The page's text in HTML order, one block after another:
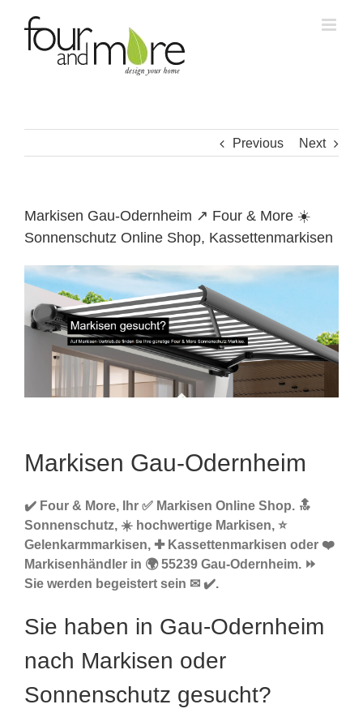
content
Previous Next
Markisen Gau-Odernheim ↗️ Four & More ☀️
Sonnenschutz Online Shop, Kassettenmarkisen
Markisen Gau-Odernheim
✔️ Four & More, Ihr ✅ Markisen Online Shop. 🔝
Sonnenschutz, ☀️ hochwertige Markisen, ⭐
Gelenkarmmarkisen, ✚ Kassettenmarkisen oder ❤️
Markisenhändler in 🌍 55239 Gau-Odernheim. ⏩
Sie werden begeistert sein ✉ ✔️.
Sie haben in Gau-Odernheim
nach Markisen oder
Sonnenschutz gesucht?